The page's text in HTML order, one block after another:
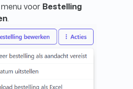
voor Bestelling
.